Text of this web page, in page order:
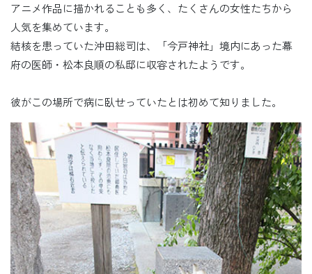
アニメ作品に描かれることも多く、たくさんの女性たちから
人気を集めています。
結核を患っていた沖田総司は、「今戸神社」境内にあった幕
府の医師・松本良順の私邸に収容されたようです。
彼がこの場所で病に臥せっていたとは初めて知りました。